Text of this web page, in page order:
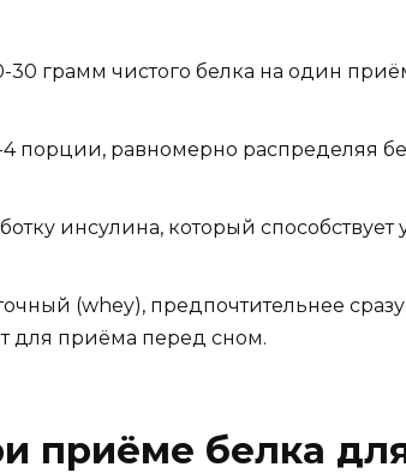
30 грамм чистого белка на один
порции, равномерно распределяя
инсулина, который способствует
(whey), предпочтительнее
для приёма перед сном.
приёме белка